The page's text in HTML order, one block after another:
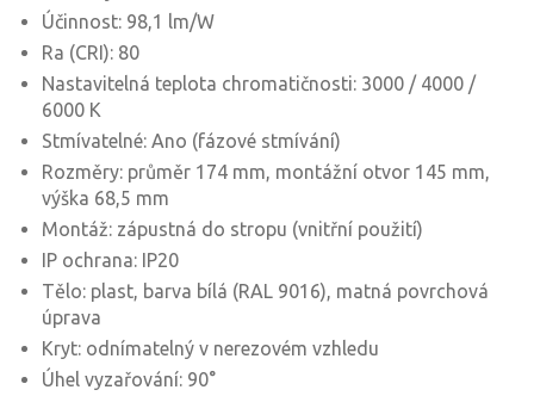
Účinnost: 98,1 lm/W
Ra (CRI): 80
Nastavitelná teplota chromatičnosti: 3000 / 4000 /
6000 K
Stmívatelné: Ano (fázové stmívání)
Rozměry: průměr 174 mm, montážní otvor 145 mm,
výška 68,5 mm
Montáž: zápustná do stropu (vnitřní použití)
IP ochrana: IP20
Tělo: plast, barva bílá (RAL 9016), matná povrchová
úprava
Kryt: odnímatelný v nerezovém vzhledu
Úhel vyzařování: 90°